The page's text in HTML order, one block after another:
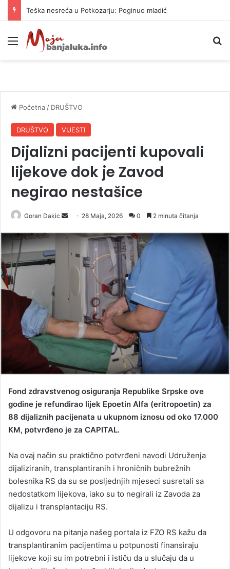
Vrućine ne prestaju: Danas i do 38 stepeni
Meni
Početna / DRUŠTVO
DRUŠTVO VIJESTI
Dijalizni pacijenti kupovali
lijekove dok je Zavod
negirao nestašice
Goran Dakic
d
m
l
28 Maja, 2026 0 2 minuta čitanja
Fond zdravstvenog osiguranja Republike Srpske ove
godine je refundirao lijek Epoetin Alfa (eritropoetin) za
88 dijaliznih pacijenata u ukupnom iznosu od oko 17.000
KM, potvrđeno je za CAPITAL.
Na ovaj način su praktično potvrđeni navodi Udruženja
dijaliziranih, transplantiranih i hroničnih bubrežnih
bolesnika RS da su se posljednjih mjeseci susretali sa
nedostatkom lijekova, iako su to negirali iz Zavoda za
dijalizu i transplantaciju RS.
U odgovoru na pitanja našeg portala iz FZO RS kažu da
transplantiranim pacijentima u potpunosti finansiraju
lijekove koji su im potrebni i ističu da u slučaju da u